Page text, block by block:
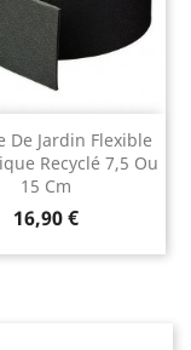
De Jardin Flexible
Recyclé 7,5 Ou
15 Cm
Prix
16,90 €